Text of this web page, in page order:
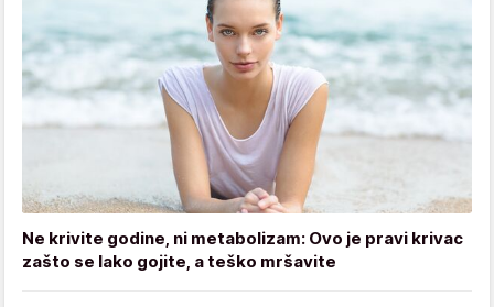
Ne krivite godine, ni metabolizam: Ovo je pravi krivac
zašto se lako gojite, a teško mršavite